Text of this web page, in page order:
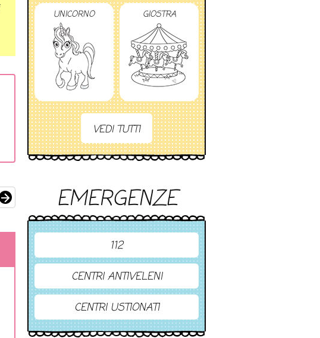
UNICORNO GIOSTRA
VEDI TUTTI
EMERGENZE
112
CENTRI ANTIVELENI
CENTRI USTIONATI